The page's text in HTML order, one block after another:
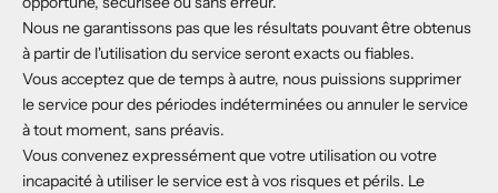
Nous ne garantissons pas que les résultats pouvant être obtenus
à partir de l'utilisation du service seront exacts ou fiables.
Vous acceptez que de temps à autre, nous puissions supprimer
le service pour des périodes indéterminées ou annuler le service
à tout moment, sans préavis.
Vous convenez expressément que votre utilisation ou votre
incapacité à utiliser le service est à vos risques et périls. Le